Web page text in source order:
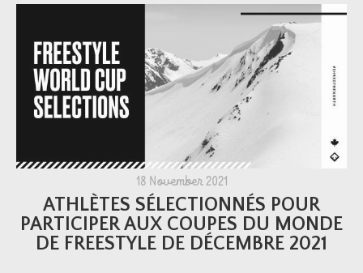
18 November 2021
ATHLÈTES SÉLECTIONNÉS POUR
PARTICIPER AUX COUPES DU MONDE
DE FREESTYLE DE DÉCEMBRE 2021